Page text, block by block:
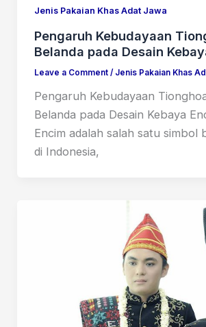
Jenis Pakaian Khas Adat Jawa
Pengaruh Kebudayaan
Belanda pada Desain
Leave a Comment / Jenis Pakaian Khas
Pengaruh Kebudayaan
Belanda pada Desain Kebaya
Encim adalah salah satu simbol
di Indonesia,